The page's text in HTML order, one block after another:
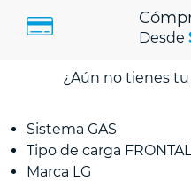
Desde
¿Aún no tienes
Sistema GAS
Tipo de carga FRONTAL
Marca LG